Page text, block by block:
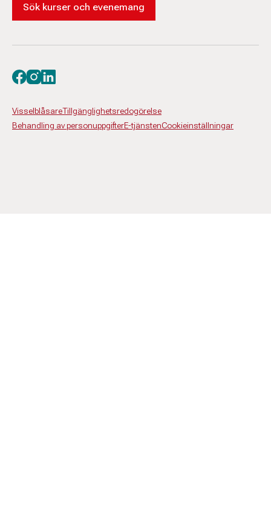
Sök kurser och evenemang
VisselblåsareTillgänglighetsredogörelse
Behandling av personuppgifterE-tjänstenCookieinställningar
Besök oss på facebook
Besök oss på instagram
Besök oss på linkedin